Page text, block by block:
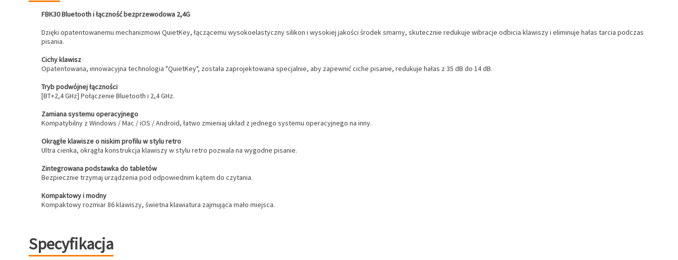
FBK30 Bluetooth i łączność bezprzewodowa 2,4G
Dzięki opatentowanemu mechanizmowi QuietKey, łączącemu wysokoelastyczny silikon i wysokiej jakości środek smarny, skutecznie redukuje wibracje odbicia klawiszy i eliminuje hałas tarcia podczas
pisania.
Cichy klawisz
Opatentowana, innowacyjna technologia "QuietKey", została zaprojektowana specjalnie, aby zapewnić ciche pisanie, redukuje hałas z 35 dB do 14 dB.
Tryb podwójnej łączności
[BT+2,4 GHz] Połączenie Bluetooth i 2,4 GHz.
Zamiana systemu operacyjnego
Kompatybilny z Windows / Mac / iOS / Android, łatwo zmieniaj układ z jednego systemu operacyjnego na inny.
Okrągłe klawisze o niskim profilu w stylu retro
Ultra cienka, okrągła konstrukcja klawiszy w stylu retro pozwala na wygodne pisanie.
Zintegrowana podstawka do tabletów
Bezpiecznie trzymaj urządzenia pod odpowiednim kątem do czytania.
Kompaktowy i modny
Kompaktowy rozmiar 86 klawiszy, świetna klawiatura zajmująca mało miejsca.
Specyfikacja